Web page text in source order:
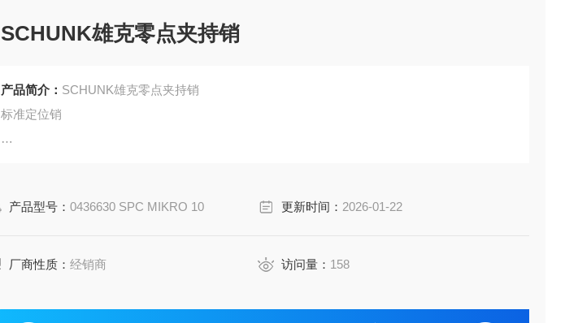
SCHUNK雄克零点夹持销
产品简介： SCHUNK雄克零点夹持销
标准定位销
定心销
产品型号：0436630 SPC MIKRO 10 更新时间： 2026-01-22
厂商性质：经销商 访问量： 158